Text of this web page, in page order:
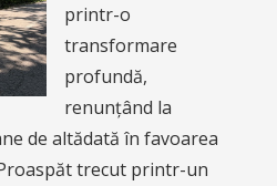
printr-o
transformare
profundă,
renunțând la
de altădată în favoarea
trecut printr-un